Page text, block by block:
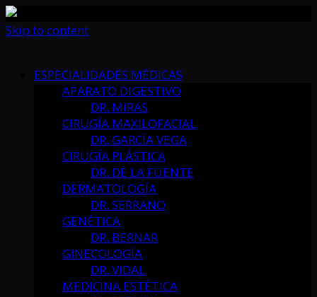
Skip to content
ESPECIALIDADES MÉDICAS
APARATO DIGESTIVO
DR. MIRAS
CIRUGÍA MAXILOFACIAL
DR. GARCÍA VEGA
CIRUGÍA PLÁSTICA
DR. DE LA FUENTE
DERMATOLOGÍA
DR. SERRANO
GENÉTICA
DR. BERNAR
GINECOLOGÍA
DR. VIDAL
MEDICINA ESTÉTICA